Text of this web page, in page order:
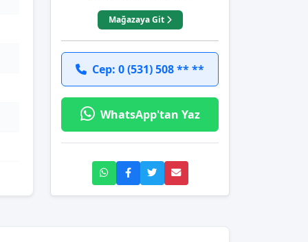
Mağazaya Git
Cep: 0 (531) 508 ** **
WhatsApp'tan Yaz